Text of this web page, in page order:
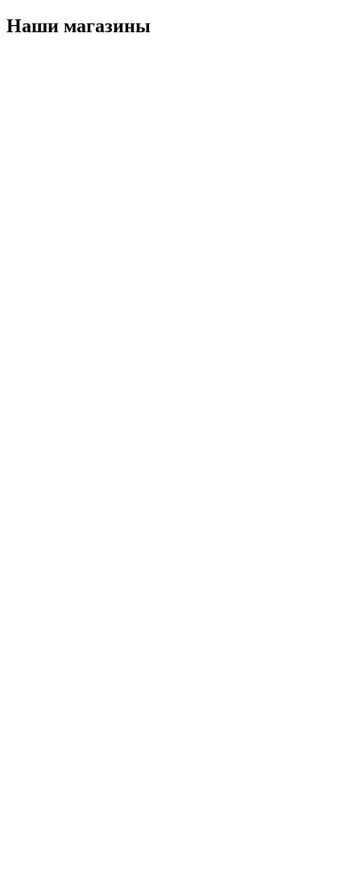
Наши магазины